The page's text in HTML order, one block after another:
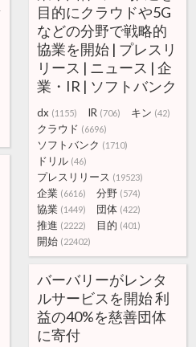
目的にクラウドや5G
などの分野で戦略的
協業を開始 | プレスリ
リース | ニュース | 企
業・IR | ソフトバンク
dx (1155) IR (706) キン (42)
クラウド (6696)
ソフトバンク (1710)
ドリル (46)
プレスリリース (19523)
企業 (6616) 分野 (574)
協業 (1449) 団体 (422)
推進 (2222) 目的 (401)
開始 (22402)
バーバリーがレンタ
ルサービスを開始 利
益の40%を慈善団体
に寄付